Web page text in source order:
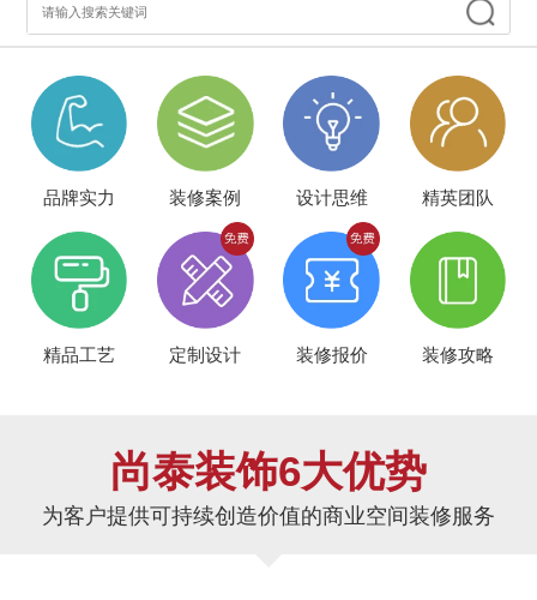
品牌实力 装修案例 设计思维 精英团队
精品工艺 定制设计 装修报价 装修攻略
尚泰装饰6大优势
为客户提供可持续创造价值的商业空间装修服务